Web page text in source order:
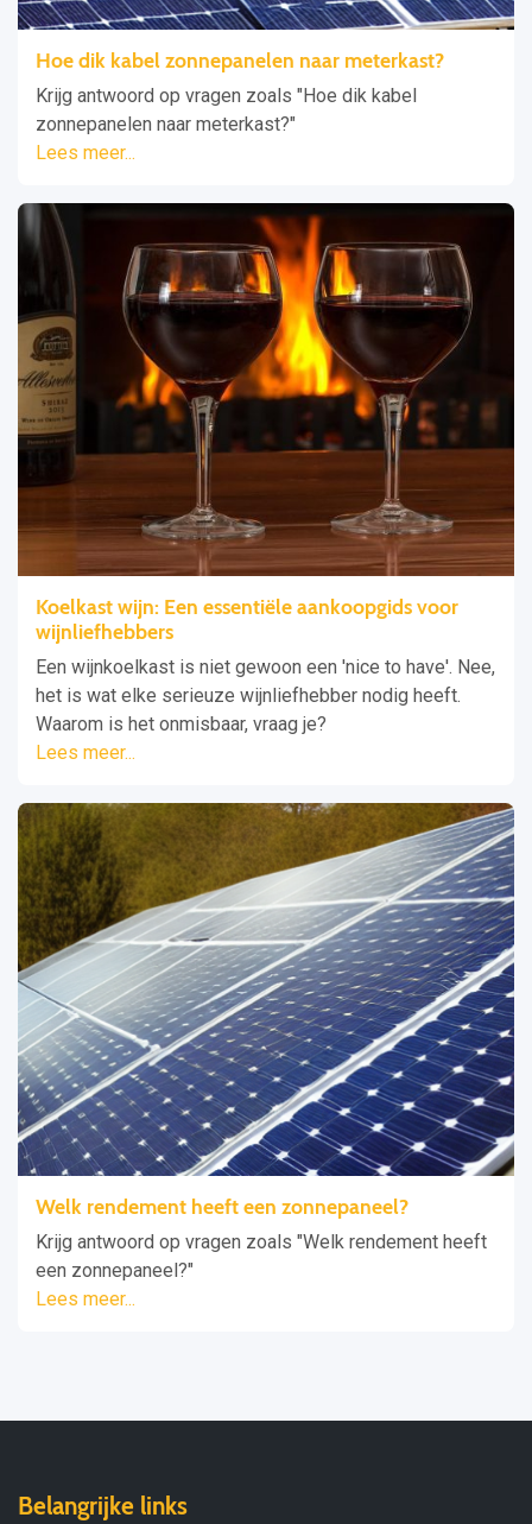
Hoe dik kabel zonnepanelen naar meterkast?
Krijg antwoord op vragen zoals "Hoe dik kabel
zonnepanelen naar meterkast?"
Lees meer...
Koelkast wijn: Een essentiële aankoopgids voor
wijnliefhebbers
Een wijnkoelkast is niet gewoon een 'nice to have'. Nee,
het is wat elke serieuze wijnliefhebber nodig heeft.
Waarom is het onmisbaar, vraag je?
Lees meer...
Welk rendement heeft een zonnepaneel?
Krijg antwoord op vragen zoals "Welk rendement heeft
een zonnepaneel?"
Lees meer...
Belangrijke links